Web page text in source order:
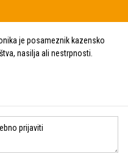
je posameznik kazensko
nasilja ali nestrpnosti.